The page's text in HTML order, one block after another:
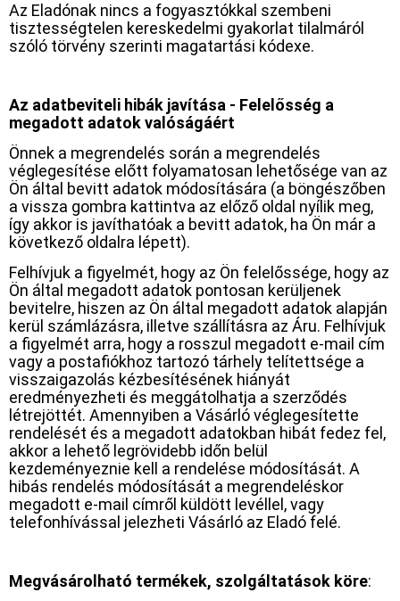
Az Eladónak nincs a fogyasztókkal szembeni
tisztességtelen kereskedelmi gyakorlat tilalmáról
szóló törvény szerinti magatartási kódexe.
Az adatbeviteli hibák javítása - Felelősség a
megadott adatok valóságáért
Önnek a megrendelés során a megrendelés
véglegesítése előtt folyamatosan lehetősége van az
Ön által bevitt adatok módosítására (a böngészőben
a vissza gombra kattintva az előző oldal nyílik meg,
így akkor is javíthatóak a bevitt adatok, ha Ön már a
következő oldalra lépett).
Felhívjuk a figyelmét, hogy az Ön felelőssége, hogy az
Ön által megadott adatok pontosan kerüljenek
bevitelre, hiszen az Ön által megadott adatok alapján
kerül számlázásra, illetve szállításra az Áru. Felhívjuk
a figyelmét arra, hogy a rosszul megadott e-mail cím
vagy a postafiókhoz tartozó tárhely telítettsége a
visszaigazolás kézbesítésének hiányát
eredményezheti és meggátolhatja a szerződés
létrejöttét. Amennyiben a Vásárló véglegesítette
rendelését és a megadott adatokban hibát fedez fel,
akkor a lehető legrövidebb időn belül
kezdeményeznie kell a rendelése módosítását. A
hibás rendelés módosítását a megrendeléskor
megadott e-mail címről küldött levéllel, vagy
telefonhívással jelezheti Vásárló az Eladó felé.
Megvásárolható termékek, szolgáltatások köre: